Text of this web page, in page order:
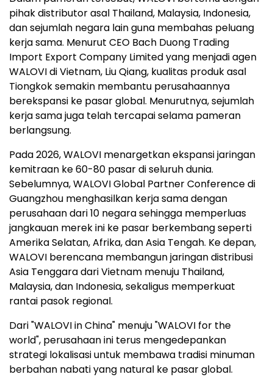
pihak distributor asal Thailand, Malaysia, Indonesia,
dan sejumlah negara lain guna membahas peluang
kerja sama. Menurut CEO Bach Duong Trading
Import Export Company Limited yang menjadi agen
WALOVI di Vietnam, Liu Qiang, kualitas produk asal
Tiongkok semakin membantu perusahaannya
berekspansi ke pasar global. Menurutnya, sejumlah
kerja sama juga telah tercapai selama pameran
berlangsung.
Pada 2026, WALOVI menargetkan ekspansi jaringan
kemitraan ke 60-80 pasar di seluruh dunia.
Sebelumnya, WALOVI Global Partner Conference di
Guangzhou menghasilkan kerja sama dengan
perusahaan dari 10 negara sehingga memperluas
jangkauan merek ini ke pasar berkembang seperti
Amerika Selatan, Afrika, dan Asia Tengah. Ke depan,
WALOVI berencana membangun jaringan distribusi
Asia Tenggara dari Vietnam menuju Thailand,
Malaysia, dan Indonesia, sekaligus memperkuat
rantai pasok regional.
Dari "WALOVI in China" menuju "WALOVI for the
world", perusahaan ini terus mengedepankan
strategi lokalisasi untuk membawa tradisi minuman
berbahan nabati yang natural ke pasar global.